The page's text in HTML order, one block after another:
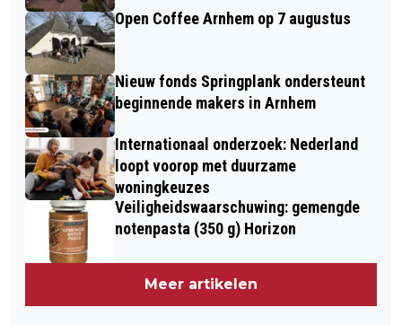
Open Coffee Arnhem op 7 augustus
Nieuw fonds Springplank ondersteunt
beginnende makers in Arnhem
Internationaal onderzoek: Nederland
loopt voorop met duurzame
woningkeuzes
Veiligheidswaarschuwing: gemengde
notenpasta (350 g) Horizon
Meer artikelen